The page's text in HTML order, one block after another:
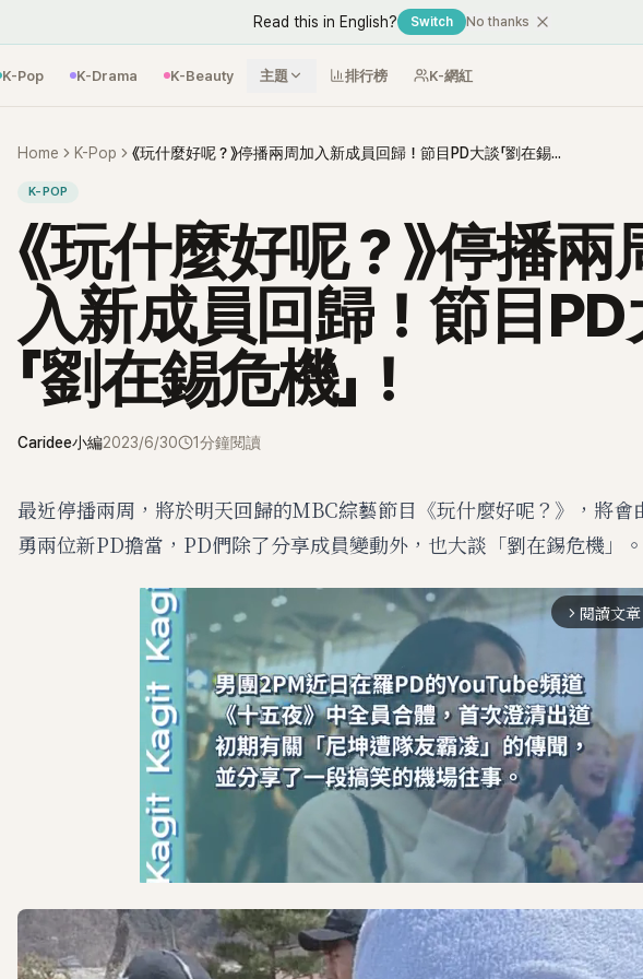
Read this in English? Switch No thanks
K-Pop K-Drama K-Beauty 主題 排行榜 K-網紅
Home K-Pop 《玩什麼好呢？》停播兩周加入新成員回歸！節目PD大談「劉在錫危機」！
K-POP
《玩什麼好呢？》停播兩
入新成員回歸！節目
「劉在錫危機」！
Caridee小編2023/6/30 1分鐘閱讀
最近停播兩周，將於明天回歸的MBC綜藝節目《玩什麼好呢？》，將會
勇兩位新PD擔當，PD們除了分享成員變動外，也大談「劉在錫危機」。
arrow_forward_ios 閱讀文章
M